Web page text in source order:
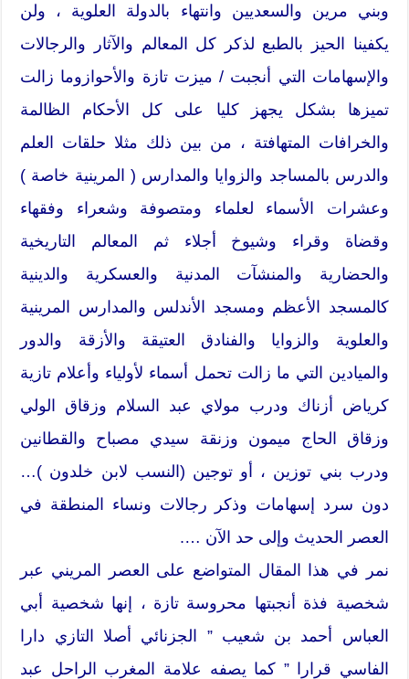
وبني مرين والسعديين وانتهاء بالدولة العلوية ، ولن
يكفينا الحيز بالطبع لذكر كل المعالم والآثار والرجالات
والإسهامات التي أنجبت / ميزت تازة والأحوازوما زالت
تميزها بشكل يجهز كليا على كل الأحكام الظالمة
والخرافات المتهافتة ، من بين ذلك مثلا حلقات العلم
والدرس بالمساجد والزوايا والمدارس ( المرينية خاصة )
وعشرات الأسماء لعلماء ومتصوفة وشعراء وفقهاء
وقضاة وقراء وشيوخ أجلاء ثم المعالم التاريخية
والحضارية والمنشآت المدنية والعسكرية والدينية
كالمسجد الأعظم ومسجد الأندلس والمدارس المرينية
والعلوية والزوايا والفنادق العتيقة والأزقة والدور
والميادين التي ما زالت تحمل أسماء لأولياء وأعلام تازية
كرياض أزناك ودرب مولاي عبد السلام وزقاق الولي
وزقاق الحاج ميمون وزنقة سيدي مصباح والقطانين
ودرب بني توزين ، أو توجين (النسب لابن خلدون )…
دون سرد إسهامات وذكر رجالات ونساء المنطقة في
العصر الحديث وإلى حد الآن ….
نمر في هذا المقال المتواضع على العصر المريني عبر
شخصية فذة أنجبتها محروسة تازة ، إنها شخصية أبي
العباس أحمد بن شعيب ” الجزنائي أصلا التازي دارا
الفاسي قرارا ” كما يصفه علامة المغرب الراحل عبد